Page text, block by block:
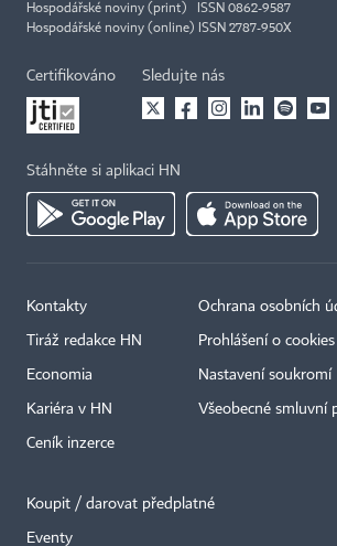
Hospodářské noviny (print) ISSN 0862-9587
Hospodářské noviny (online) ISSN 2787-950X
Certifikováno Sledujte nás
Stáhněte si aplikaci HN
Kontakty
Tiráž redakce HN
Economia
Kariéra v HN
Ceník inzerce
Ochrana osobních
Prohlášení o cookies
Nastavení soukromí
Všeobecné smluvní
Koupit / darovat předplatné
Eventy